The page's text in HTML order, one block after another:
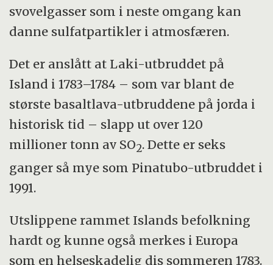
svovelgasser som i neste omgang kan
danne sulfatpartikler i atmosfæren.
Det er anslått at Laki-utbruddet på
Island i 1783–1784 – som var blant de
største basaltlava-utbruddene på jorda i
historisk tid – slapp ut over 120
millioner tonn av SO2. Dette er seks
ganger så mye som Pinatubo-utbruddet i
1991.
Utslippene rammet Islands befolkning
hardt og kunne også merkes i Europa
som en helseskadelig dis sommeren 1783.